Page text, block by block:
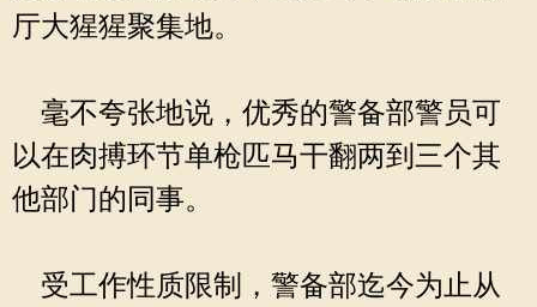
厅大猩猩聚集地。
毫不夸张地说，优秀的警备部警员可
以在肉搏环节单枪匹马干翻两到三个其
他部门的同事。
受工作性质限制，警备部迄今为止从